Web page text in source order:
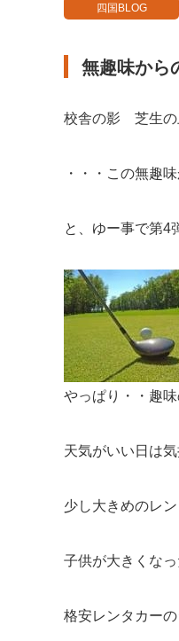
四国BLOG
無趣味から
校舎の影 芝生
・・・この無趣
と、ゆー事で第4
やっぱり・・趣
天気がいい日は
少し大きめのレ
子供が大きくな
格安レンタカー